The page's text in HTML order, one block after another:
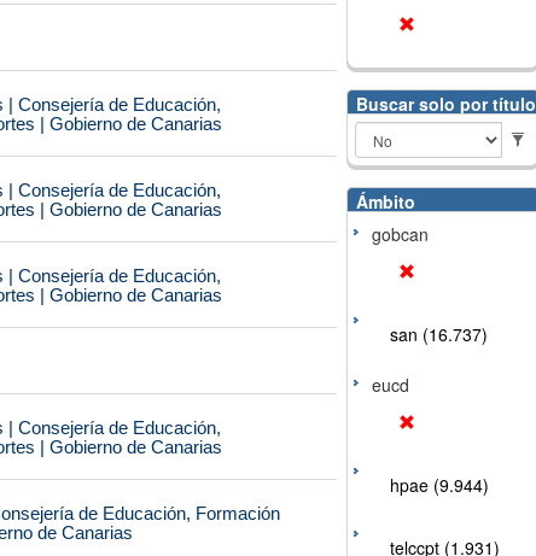
Consejería de Educación,
| Gobierno de Canarias
Consejería de Educación,
| Gobierno de Canarias
Consejería de Educación,
| Gobierno de Canarias
Consejería de Educación,
| Gobierno de Canarias
de Educación, Formación
de Canarias
Buscar solo por título
Ámbito
gobcan
san (16.737)
eucd
hpae (9.944)
telccpt (1.931)